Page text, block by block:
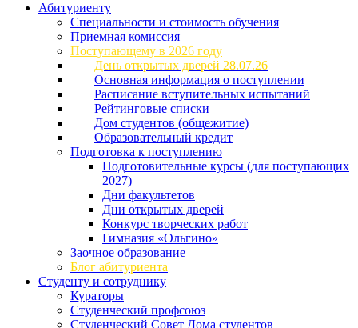
Абитуриенту
Специальности и стоимость обучения
Приемная комиссия
Поступающему в 2026 году
День открытых дверей 28.07.26
Основная информация о поступлении
Расписание вступительных испытаний
Рейтинговые списки
Дом студентов (общежитие)
Образовательный кредит
Подготовка к поступлению
Подготовительные курсы (для поступающих
2027)
Дни факультетов
Дни открытых дверей
Конкурс творческих работ
Гимназия «Ольгино»
Заочное образование
Блог абитуриента
Студенту и сотруднику
Кураторы
Студенческий профсоюз
Студенческий Совет Дома студентов